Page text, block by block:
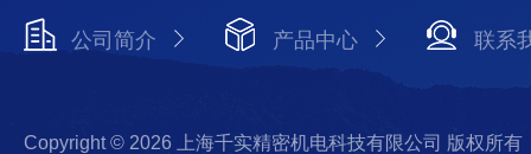
公司简介 产品中心 联系
Copyright © 2026 上海千实精密机电科技有限公司 版权所有